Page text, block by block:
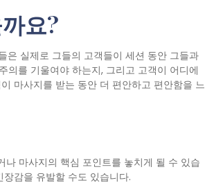
요?
은 실제로 그들의 고객들이 세션 동안 그들과
의를 기울여야 하는지, 그리고 고객이 어디에
마사지를 받는 동안 더 편안하고 편안함을 느
마사지의 핵심 포인트를 놓치게 될 수 있습
감을 유발할 수도 있습니다.